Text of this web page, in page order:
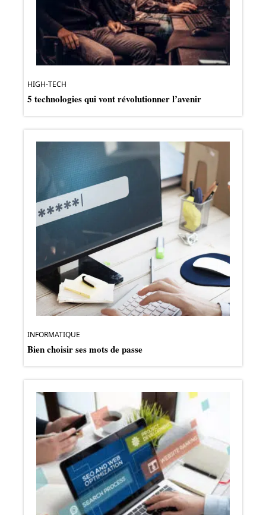
HIGH-TECH
5 technologies qui vont révolutionner l’avenir
INFORMATIQUE
Bien choisir ses mots de passe